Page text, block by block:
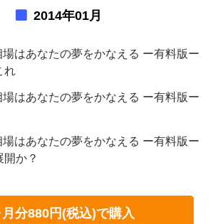
2014年01月
場はあなたの夢をかなえる ー有料版ー
れ
場はあなたの夢をかなえる ー有料版ー
場はあなたの夢をかなえる ー有料版ー
か？
分880円(税込)で購入